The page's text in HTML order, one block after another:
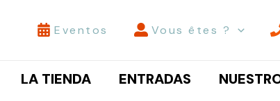
Eventos Vous êtes ?
LA TIENDA ENTRADAS